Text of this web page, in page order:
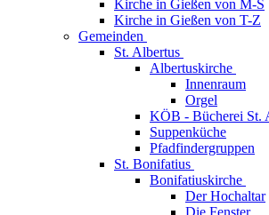
Kirche in Gießen von M-S
Kirche in Gießen von T-Z
Gemeinden
St. Albertus
Albertuskirche
Innenraum
Orgel
KÖB - Bücherei St.
Suppenküche
Pfadfindergruppen
St. Bonifatius
Bonifatiuskirche
Der Hochaltar
Die Fenster